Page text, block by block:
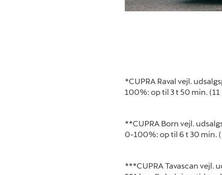
*CUPRA Raval vejl.
100%: op til 3 t 50 min.
**CUPRA Born vejl.
0-100%: op til 6 t 30 min.
***CUPRA Tavascan vejl.